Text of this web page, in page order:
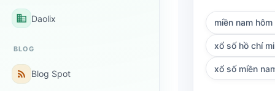
business Daolix
BLOG
rss_feed Blog Spot
miền nam hôm
xổ số hồ chí
xổ số miền